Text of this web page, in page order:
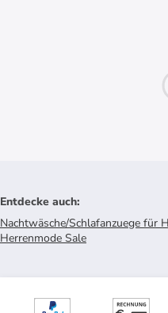
Entdecke auch:
Nachtwäsche/Schlafanzuege für
Herrenmode Sale